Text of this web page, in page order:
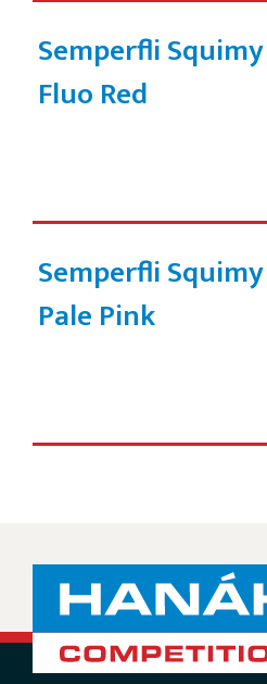
Semperfli
Fluo Red
Semperfli
Pale Pink